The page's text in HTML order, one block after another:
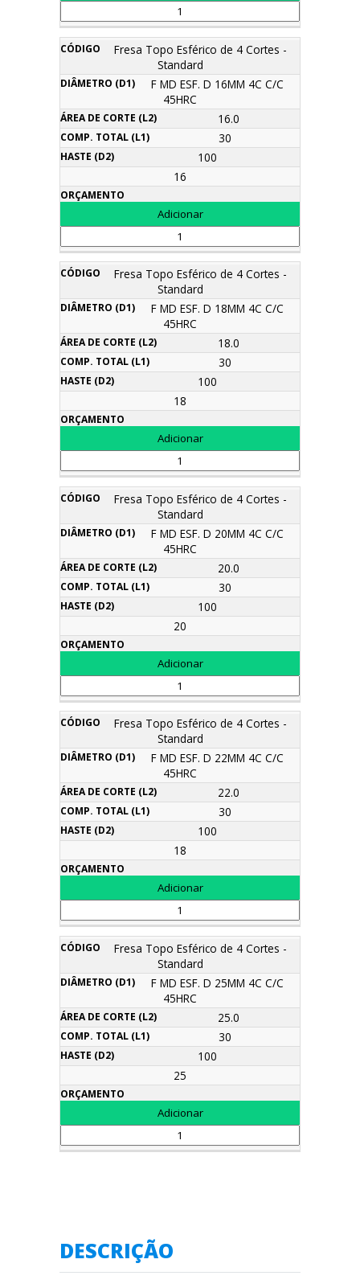
Fresa Topo Esférico de 4 Cortes -
Standard
F MD ESF. D 16MM 4C C/C
45HRC
16.0
30
100
16
Fresa Topo Esférico de 4 Cortes -
Standard
F MD ESF. D 18MM 4C C/C
45HRC
18.0
30
100
18
Fresa Topo Esférico de 4 Cortes -
Standard
F MD ESF. D 20MM 4C C/C
45HRC
20.0
30
100
20
Fresa Topo Esférico de 4 Cortes -
Standard
F MD ESF. D 22MM 4C C/C
45HRC
22.0
30
100
18
Fresa Topo Esférico de 4 Cortes -
Standard
F MD ESF. D 25MM 4C C/C
45HRC
25.0
30
100
25
DESCRIÇÃO